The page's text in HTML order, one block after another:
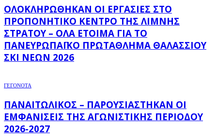
ΟΛΟΚΛΗΡΏΘΗΚΑΝ ΟΙ ΕΡΓΑΣΊΕΣ ΣΤΟ
ΠΡΟΠΟΝΗΤΙΚΌ ΚΈΝΤΡΟ ΤΗΣ ΛΊΜΝΗΣ
ΣΤΡΆΤΟΥ – ΌΛΑ ΈΤΟΙΜΑ ΓΙΑ ΤΟ
ΠΑΝΕΥΡΩΠΑΪΚΌ ΠΡΩΤΆΘΛΗΜΑ ΘΑΛΆΣΣΙΟΥ
ΣΚΙ ΝΈΩΝ 2026
ΓΕΓΟΝΟΤΑ
ΠΑΝΑΙΤΩΛΙΚΌΣ – ΠΑΡΟΥΣΙΆΣΤΗΚΑΝ ΟΙ
ΕΜΦΑΝΊΣΕΙΣ ΤΗΣ ΑΓΩΝΙΣΤΙΚΉΣ ΠΕΡΙΌΔΟΥ
2026-2027